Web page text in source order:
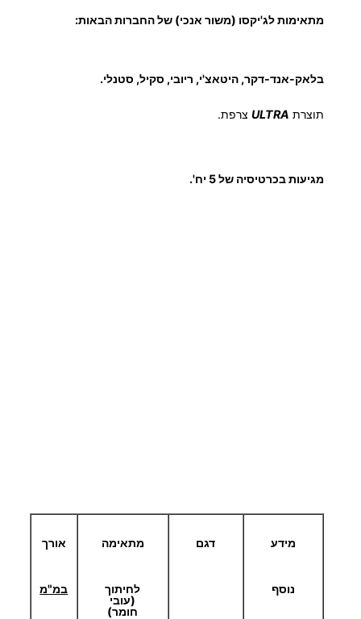
מתאימות לג'יקסו (משור אנכי) של החברות הבאות:
בלאק-אנד-דקר, היטאצ'י, ריובי, סקיל, סטנלי.
תוצרת ULTRA צרפת.
מגיעות בכרטיסיה של 5 יח'.
מידע
נוסף
דגם מתאימה
לחיתוך
(עובי
חומר)
אורך
במ"מ